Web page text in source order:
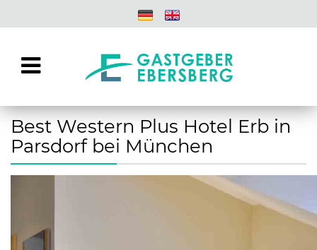
Best Western Plus Hotel Erb in
Parsdorf bei München